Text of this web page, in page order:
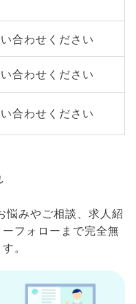
合わせください
合わせください
合わせください
悩みやご相談、求人紹
フォローまで完全無
。